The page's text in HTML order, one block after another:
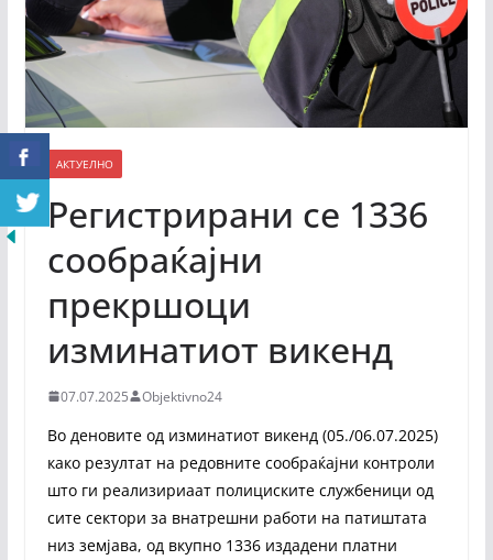
АКТУЕЛНО
Регистрирани се 1336
сообраќајни
прекршоци
изминатиот викенд
07.07.2025 Objektivno24
Во деновите од изминатиот викенд (05./06.07.2025)
како резултат на редовните сообраќајни контроли
што ги реализириаат полициските службеници од
сите сектори за внатрешни работи на патиштата
низ земјава, од вкупно 1336 издадени платни